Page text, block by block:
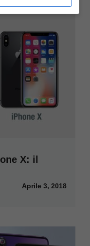
X: il
Aprile 3, 2018